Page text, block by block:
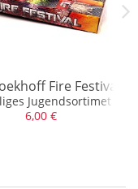
Fire Festival
Jugendsortimet mit
6,00 €